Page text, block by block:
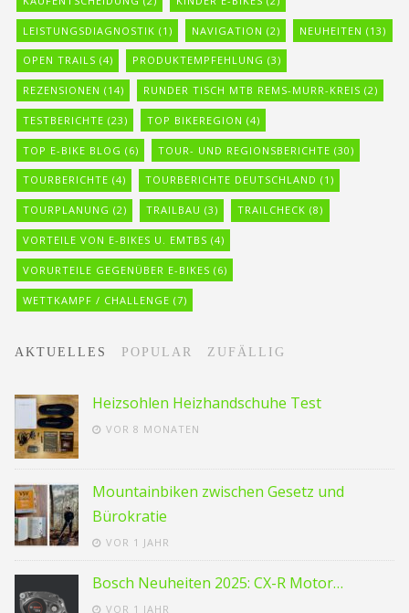
LEISTUNGSDIAGNOSTIK (1) NAVIGATION (2) NEUHEITEN (13)
OPEN TRAILS (4) PRODUKTEMPFEHLUNG (3)
REZENSIONEN (14) RUNDER TISCH MTB REMS-MURR-KREIS (2)
TESTBERICHTE (23) TOP BIKEREGION (4)
TOP E-BIKE BLOG (6) TOUR- UND REGIONSBERICHTE (30)
TOURBERICHTE (4) TOURBERICHTE DEUTSCHLAND (1)
TOURPLANUNG (2) TRAILBAU (3) TRAILCHECK (8)
VORTEILE VON E-BIKES U. EMTBS (4)
VORURTEILE GEGENÜBER E-BIKES (6)
WETTKAMPF / CHALLENGE (7)
AKTUELLES POPULAR ZUFÄLLIG
Heizsohlen Heizhandschuhe Test
VOR 8 MONATEN
Mountainbiken zwischen Gesetz und
Bürokratie
VOR 1 JAHR
Bosch Neuheiten 2025: CX-R Motor…
VOR 1 JAHR